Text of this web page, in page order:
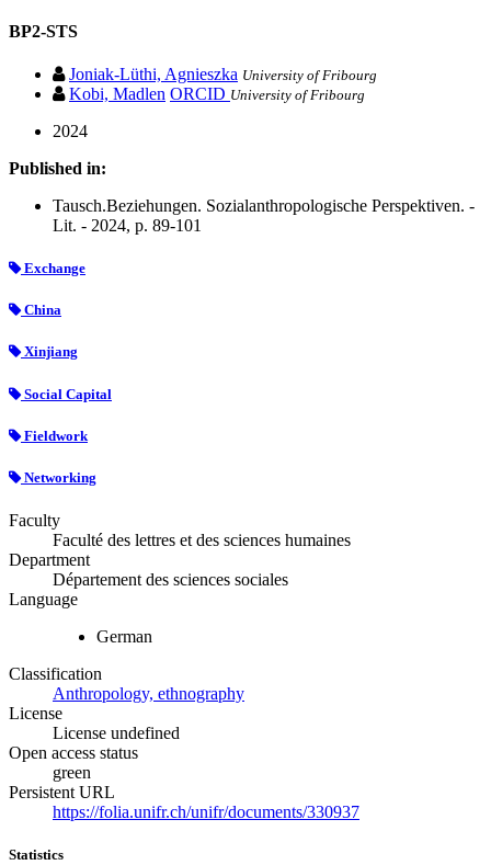
BP2-STS
Joniak-Lüthi, Agnieszka University of Fribourg
Kobi, Madlen ORCID University of Fribourg
2024
Published in:
Tausch.Beziehungen. Sozialanthropologische Perspektiven. -
Lit. - 2024, p. 89-101
Exchange
China
Xinjiang
Social Capital
Fieldwork
Networking
Faculty
Faculté des lettres et des sciences humaines
Department
Département des sciences sociales
Language
German
Classification
Anthropology, ethnography
License
License undefined
Open access status
green
Persistent URL
https://folia.unifr.ch/unifr/documents/330937
Statistics